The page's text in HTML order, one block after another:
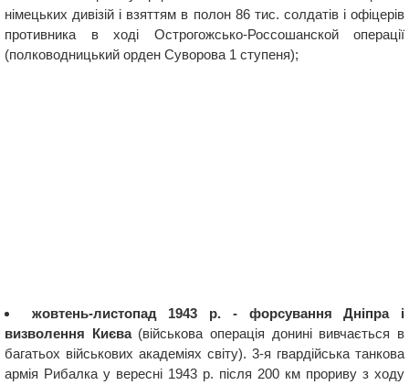
німецьких дивізій і взяттям в полон 86 тис. солдатів і офіцерів
противника в ході Острогожсько-Россошанской операції
(полководницький орден Суворова 1 ступеня);
жовтень-листопад 1943 р. - форсування Дніпра і
визволення Києва(військова операція донині вивчається в
багатьох військових академіях світу). 3-я гвардійська танкова
армія Рибалка у вересні 1943 р. після 200 км прориву з ходу